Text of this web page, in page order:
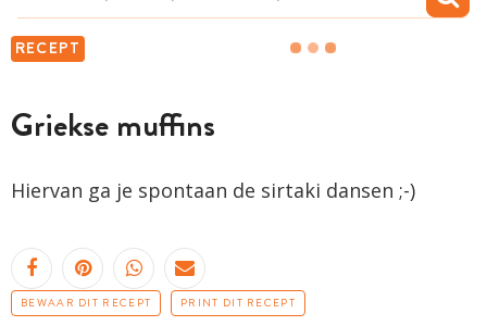
RECEPT
Griekse muffins
Hiervan ga je spontaan de sirtaki dansen ;-)
BEWAAR DIT RECEPT PRINT DIT RECEPT
MIJN BEWAARDE RECEPTEN